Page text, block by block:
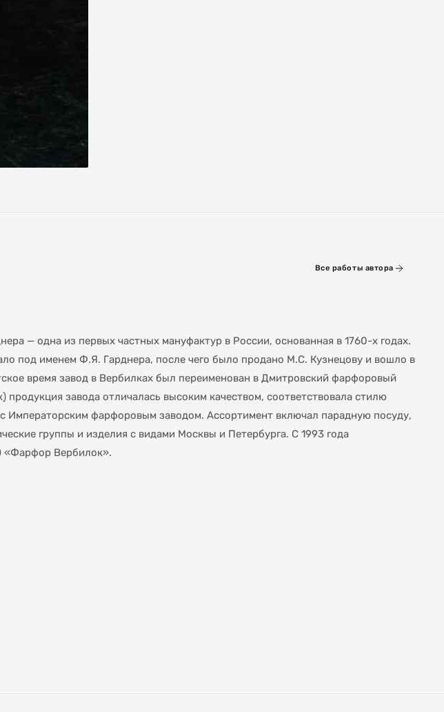
Все работы автора
— одна из первых частных мануфактур в России, основанная в 1760-х годах.
под именем Ф.Я. Гарднера, после чего было продано М.С. Кузнецову и вошло в
время завод в Вербилках был переименован в Дмитровский фарфоровый
продукция завода отличалась высоким качеством, соответствовала стилю
Императорским фарфоровым заводом. Ассортимент включал парадную посуду,
группы и изделия с видами Москвы и Петербурга. С 1993 года
«Фарфор Вербилок».